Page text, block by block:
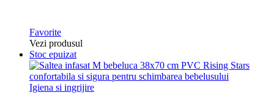
Favorite
Vezi produsul
Stoc epuizat
Igiena si ingrijire